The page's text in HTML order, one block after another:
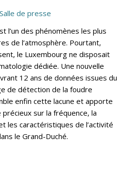
Salle de presse
l’un des phénomènes les plus
de l’atmosphère. Pourtant,
le Luxembourg ne disposait
dédiée. Une nouvelle
12 ans de données issues du
de détection de la foudre
enfin cette lacune et apporte
précieux sur la fréquence, la
les caractéristiques de l’activité
le Grand-Duché.